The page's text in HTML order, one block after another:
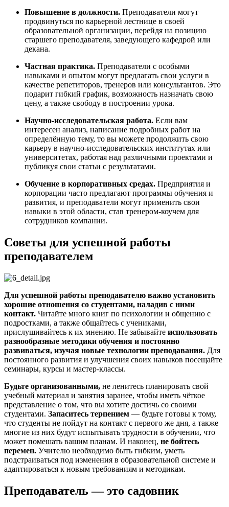
Повышение в должности. Преподаватели могут
продвинуться по карьерной лестнице в своей
образовательной организации, перейдя на позицию
старшего преподавателя, заведующего кафедрой или
декана.
Частная практика. Преподаватели с особыми
навыками и опытом могут предлагать свои услуги в
качестве репетиторов, тренеров или консультантов. Это
подарит гибкий график, возможность назначать свою
цену, а также свободу в построении урока.
Научно-исследовательская работа. Если вам
интересен анализ, написание подробных работ на
определённую тему, то вы можете продолжить свою
карьеру в научно-исследовательских институтах или
университетах, работая над различными проектами и
публикуя свои статьи с результатами.
Обучение в корпоративных средах. Предприятия и
корпорации часто предлагают программы обучения и
развития, и преподаватели могут применить свои
навыки в этой области, став тренером-коучем для
сотрудников компании.
Советы для успешной работы
преподавателем
Для успешной работы преподавателю важно установить
хорошие отношения со студентами, наладив с ними
контакт. Читайте много книг по психологии и общению с
подростками, а также общайтесь с учениками,
прислушивайтесь к их мнению. Не забывайте использовать
разнообразные методики обучения и постоянно
развиваться, изучая новые технологии преподавания. Для
постоянного развития и улучшения своих навыков посещайте
семинары, курсы и мастер-классы.
Будьте организованными, не ленитесь планировать свой
учебный материал и занятия заранее, чтобы иметь чёткое
представление о том, что вы хотите достичь со своими
студентами. Запаситесь терпением — будьте готовы к тому,
что студенты не пойдут на контакт с первого же дня, а также
многие из них будут испытывать трудности в обучении, что
может помешать вашим планам. И наконец, не бойтесь
перемен. Учителю необходимо быть гибким, уметь
подстраиваться под изменения в образовательной системе и
адаптироваться к новым требованиям и методикам.
Преподаватель — это садовник